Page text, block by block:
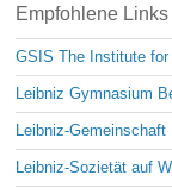
Empfohlene Links
GSIS The Institute
Leibniz Gymnasium
Leibniz-Gemeinschaft
Leibniz-Sozietät auf